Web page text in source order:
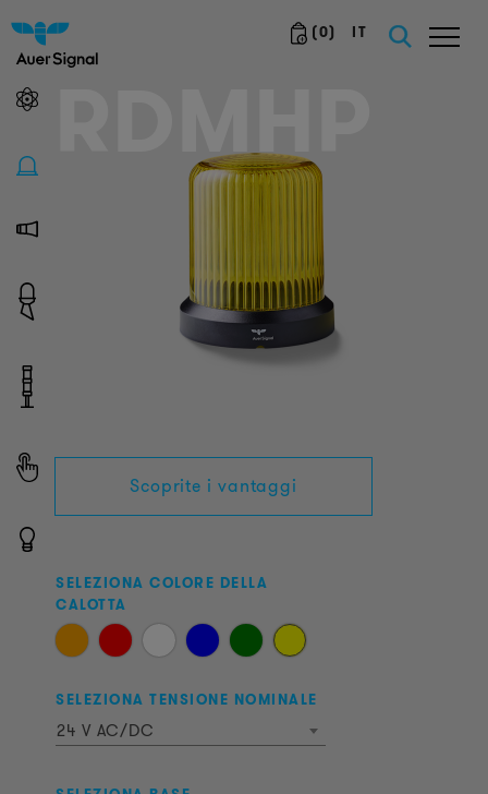
(0) IT
RDMHP
Scoprite i vantaggi
SELEZIONA COLORE DELLA
CALOTTA
SELEZIONA TENSIONE NOMINALE
24 V AC/DC